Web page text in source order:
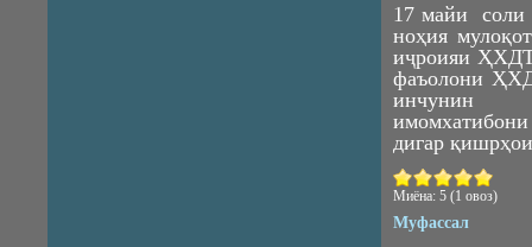
17 майи соли
ноҳия
иҷроияи
фаъолони
инчунин
дигар
Миёна: 5 (1 овоз)
Муфассал